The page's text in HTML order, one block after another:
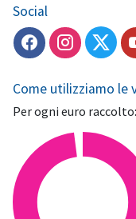
Social
Come utilizziamo le
Per ogni euro raccolto: